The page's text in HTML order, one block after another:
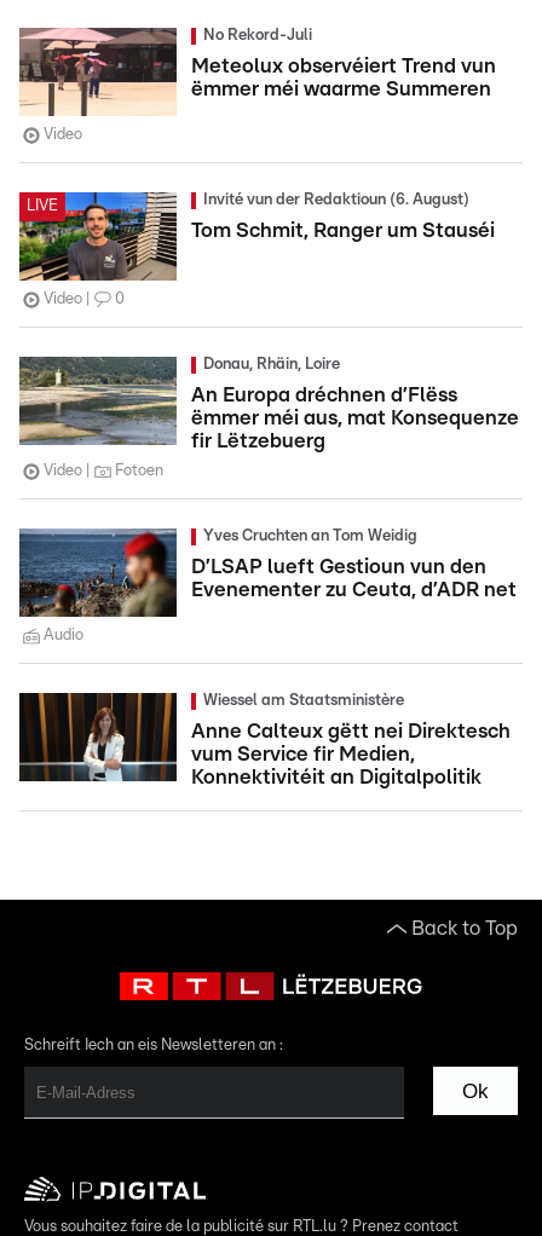
No Rekord-Juli
Meteolux observéiert Trend vun
ëmmer méi waarme Summeren
Video
Invité vun der Redaktioun (6. August)
Tom Schmit, Ranger um Stauséi
Video 0
LIVE
Donau, Rhäin, Loire
An Europa dréchnen d’Flëss
ëmmer méi aus, mat Konsequenze
fir Lëtzebuerg
Video Fotoen
Yves Cruchten an Tom Weidig
D’LSAP lueft Gestioun vun den
Evenementer zu Ceuta, d’ADR net
Audio
Wiessel am Staatsministère
Anne Calteux gëtt nei Direktesch
vum Service fir Medien,
Konnektivitéit an Digitalpolitik
Back to Top
Schreift Iech an eis Newsletteren an :
Ok
Vous souhaitez faire de la publicité sur RTL.lu ? Prenez contact